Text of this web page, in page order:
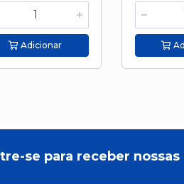
Adicionar
se para receber